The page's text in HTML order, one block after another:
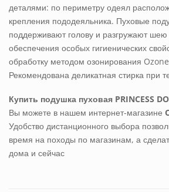
деталями: по периметру одеял
крепления пододеяльника. Пуховые
поддерживают голову и разгружают
обеспечения особых гигиенических
обработку методом озонирования
Рекомендована деликатная стирка при
Купить подушка пуховая PRINCESS
Вы можете в нашем интернет-магазине
Удобство дистанционного выбора
время на походы по магазинам, а
дома и сейчас